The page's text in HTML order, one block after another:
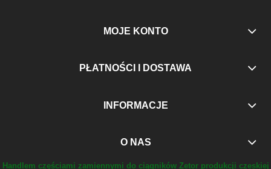
MOJE KONTO
PŁATNOŚCI I DOSTAWA
INFORMACJE
O NAS
Handlem częściami zamiennymi do ciągników Zetor produkcji czeskiej